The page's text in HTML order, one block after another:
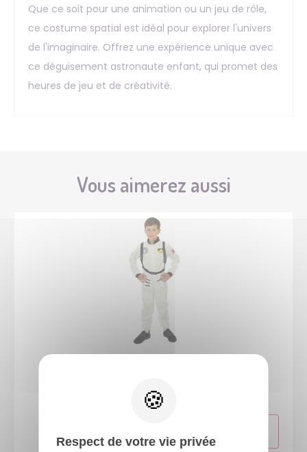
Que ce soit pour une animation ou un jeu de rôle,
ce costume spatial est idéal pour explorer l'univers
de l'imaginaire. Offrez une expérience unique avec
ce déguisement astronaute enfant, qui promet des
heures de jeu et de créativité.
Vous aimerez aussi
Respect de votre vie privée